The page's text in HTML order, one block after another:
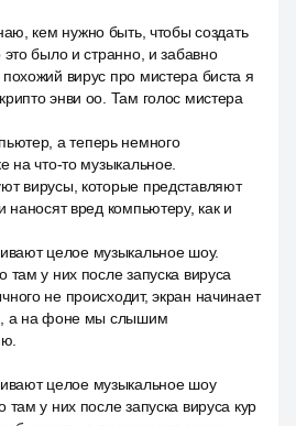
кем нужно быть, чтобы создать
было и странно, и забавно
вирус про мистера биста я
энви оо. Там голос мистера
а теперь немного
на что-то музыкальное.
вирусы, которые представляют
вред компьютеру, как и
целое музыкальное шоу.
там у них после запуска вируса
не происходит, экран начинает
а на фоне мы слышим
целое музыкальное шоу
там у них после запуска вируса кур